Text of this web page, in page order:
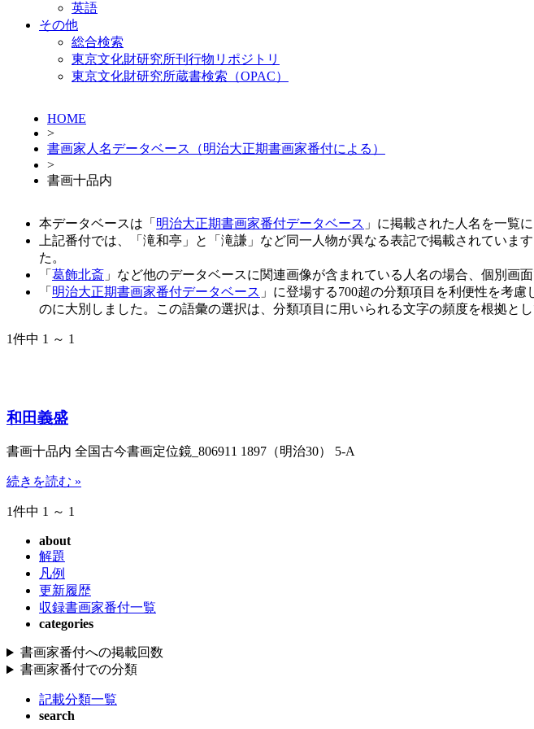
英語
その他
総合検索
東京文化財研究所刊行物リポジトリ
東京文化財研究所蔵書検索（OPAC）
HOME
>
書画家人名データベース（明治大正期書画家番付による）
>
書画十品内
本データベースは「 明治大正期書画家番付データベース 」に掲載された人名を一覧
上記番付では、「滝和亭」と「滝謙」など同一人物が異なる表記で掲載されてい
た。
「 葛飾北斎 」など他のデータベースに関連画像が含まれている人名の場合、個別画
「 明治大正期書画家番付データベース 」に登場する700超の分類項目を利便性を考
のに大別しました。この語彙の選択は、分類項目に用いられる文字の頻度を根拠と
1件中 1 ～ 1
和田義盛
書画十品内 全国古今書画定位鏡_806911 1897（明治30） 5-A
続きを読む »
1件中 1 ～ 1
about
解題
凡例
更新履歴
収録書画家番付一覧
categories
書画家番付への掲載回数
書画家番付での分類
記載分類一覧
search